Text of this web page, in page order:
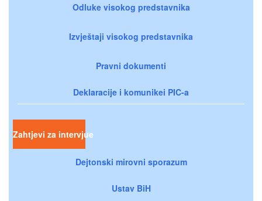
Odluke visokog predstavnika
Izvještaji visokog predstavnika
Pravni dokumenti
Deklaracije i komunikei PIC-a
Zahtjevi za intervjue
Dejtonski mirovni sporazum
Ustav BiH